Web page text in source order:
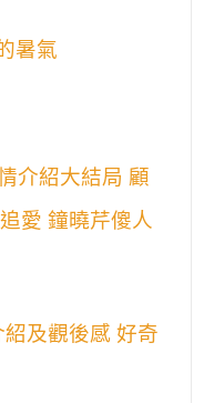
暑氣
介紹大結局 顧
愛 鐘曉芹傻人
及觀後感 好奇